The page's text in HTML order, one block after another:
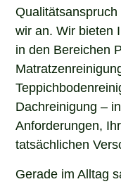
wir an. Wir bieten
in den Bereichen
Dachreinigung –
Anforderungen,
tatsächlichen
Gerade im Alltag